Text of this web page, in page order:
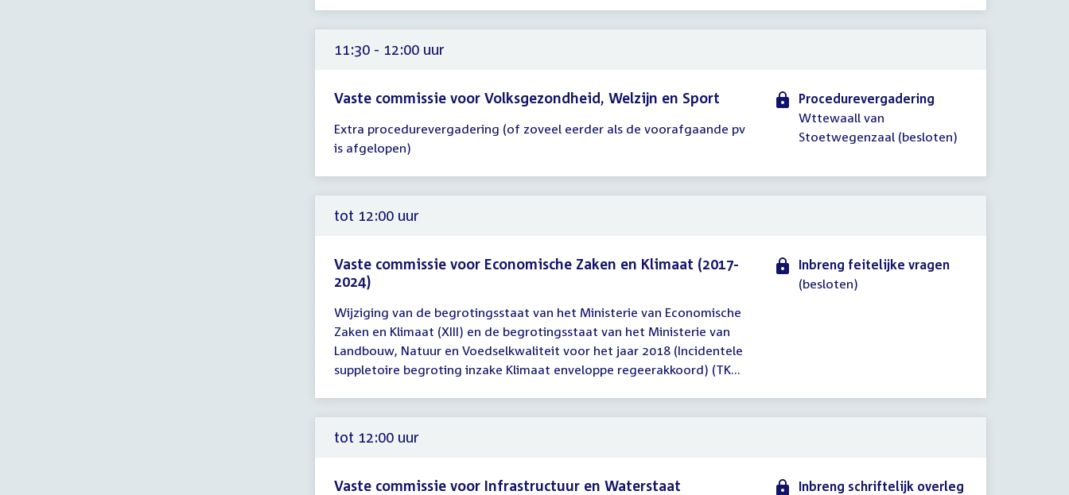
12:30
uur
11:30 - 12:00 uur
Vaste commissie voor Volksgezondheid, Welzijn en Sport
vergadering
11:30
-
12:00
uur
Extra procedurevergadering (of zoveel eerder als de voorafgaande pv
is afgelopen)
Procedurevergadering
Wttewaall van
Stoetwegenzaal (besloten)
tot 12:00 uur
Vaste commissie voor Economische Zaken en Klimaat (2017-
2024)
vergadering
tot
12:00
uur
Wijziging van de begrotingsstaat van het Ministerie van Economische
Zaken en Klimaat (XIII) en de begrotingsstaat van het Ministerie van
Landbouw, Natuur en Voedselkwaliteit voor het jaar 2018 (Incidentele
suppletoire begroting inzake Klimaat enveloppe regeerakkoord) (TK...
Inbreng feitelijke vragen
(besloten)
tot 12:00 uur
Vaste commissie voor Infrastructuur en Waterstaat
Inbreng schriftelijk overleg